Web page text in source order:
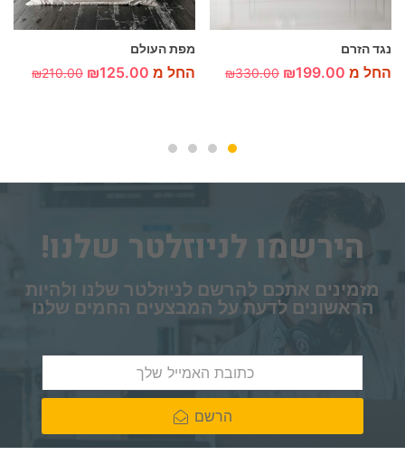
מפת העולם
החל מ ₪125.00
₪210.00
נגד הזרם
החל מ ₪199.00
₪330.00
הירשמו לניוזלטר שלנו!
מזמינים אתכם להרשם לניוזלטר שלנו ולהיות
הראשונים לדעת על המבצעים החמים שלנו
הרשם